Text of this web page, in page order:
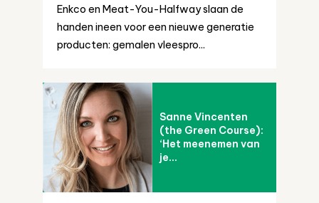
Enkco en Meat-You-Halfway slaan de
handen ineen voor een nieuwe generatie
producten: gemalen vleespro...
Sanne Vincenten
(the Green Course):
‘Het meenemen van
je...